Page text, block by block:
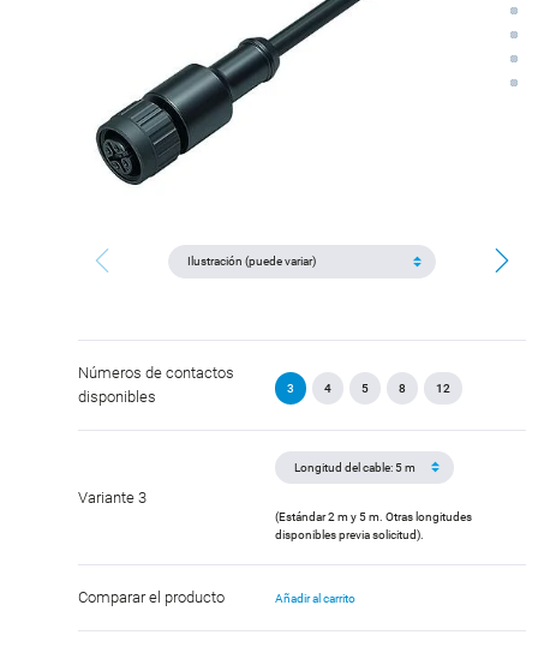
Números de contactos
disponibles
3 4 5 8 12
Variante 3
(Estándar 2 m y 5 m. Otras longitudes
disponibles previa solicitud).
Comparar el producto Añadir al carrito